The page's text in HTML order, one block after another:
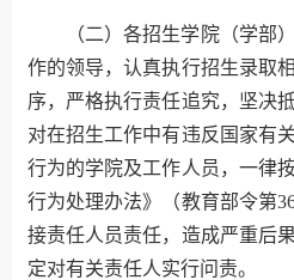
（二）各招生学院（学部
作的领导，认真执行招生录取
序，严格执行责任追究，坚决
对在招生工作中有违反国家有
行为的学院及工作人员，一律
行为处理办法》（教育部令第
接责任人员责任，造成严重后
定对有关责任人实行问责。